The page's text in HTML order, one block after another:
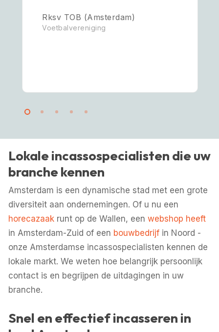
Popschool Nederland
(Amsterdam)
Lokale incassospecialisten die uw
branche kennen
Amsterdam is een dynamische stad met een grote
diversiteit aan ondernemingen. Of u nu een
horecazaakrunt op de Wallen, een webshop heeft
in Amsterdam-Zuid of een bouwbedrijfin Noord -
onze Amsterdamse incassospecialisten kennen de
lokale markt. We weten hoe belangrijk persoonlijk
contact is en begrijpen de uitdagingen in uw
branche.
Snel en effectief incasseren in